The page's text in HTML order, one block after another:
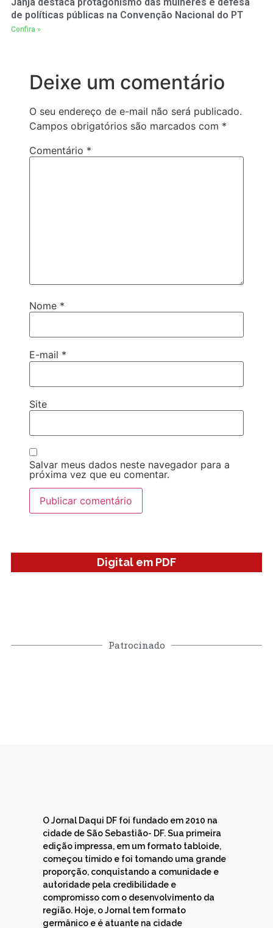
de políticas públicas na Convenção Nacional do PT
Confira »
Deixe um comentário
O seu endereço de e-mail não será publicado.
Campos obrigatórios são marcados com *
Comentário *
Nome *
E-mail *
Site
Salvar meus dados neste navegador para a
próxima vez que eu comentar.
Digital em PDF
Patrocinado
O Jornal Daqui DF foi fundado em 2010 na
cidade de São Sebastião- DF. Sua primeira
edição impressa, em um formato tabloide,
começou tímido e foi tomando uma grande
proporção, conquistando a comunidade e
autoridade pela credibilidade e
compromisso com o desenvolvimento da
região. Hoje, o Jornal tem formato
germânico e é atuante na cidade